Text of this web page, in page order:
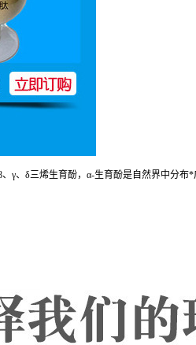
γ、δ三烯生育酚，α-生育酚是自然界中分布